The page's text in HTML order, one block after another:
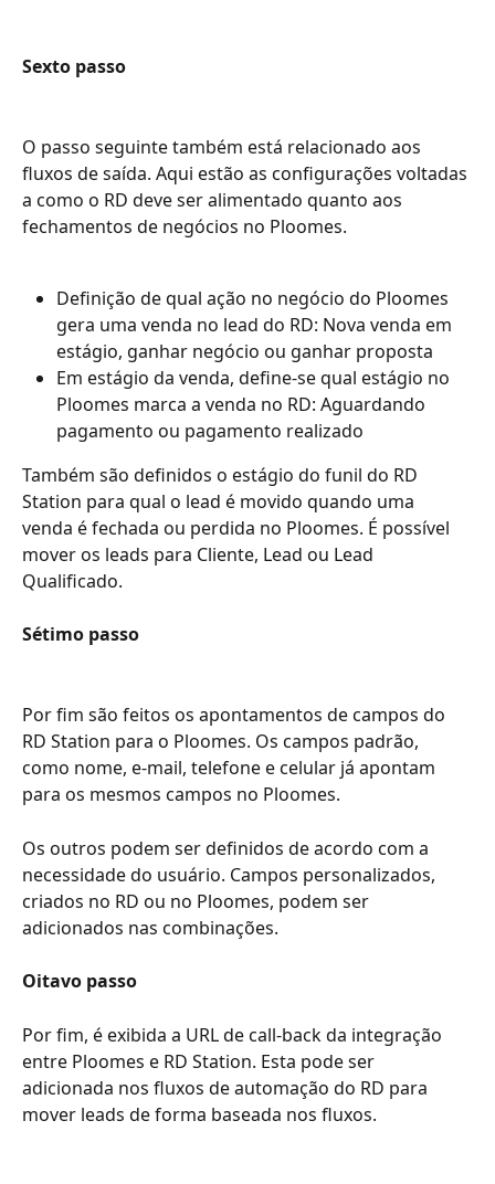
Sexto passo
O passo seguinte também está relacionado aos
fluxos de saída. Aqui estão as configurações voltadas
a como o RD deve ser alimentado quanto aos
fechamentos de negócios no Ploomes.
Definição de qual ação no negócio do Ploomes
gera uma venda no lead do RD: Nova venda em
estágio, ganhar negócio ou ganhar proposta
Em estágio da venda, define-se qual estágio no
Ploomes marca a venda no RD: Aguardando
pagamento ou pagamento realizado
Também são definidos o estágio do funil do RD
Station para qual o lead é movido quando uma
venda é fechada ou perdida no Ploomes. É possível
mover os leads para Cliente, Lead ou Lead
Qualificado.
Sétimo passo
Por fim são feitos os apontamentos de campos do
RD Station para o Ploomes. Os campos padrão,
como nome, e-mail, telefone e celular já apontam
para os mesmos campos no Ploomes.
Os outros podem ser definidos de acordo com a
necessidade do usuário. Campos personalizados,
criados no RD ou no Ploomes, podem ser
adicionados nas combinações.
Oitavo passo
Por fim, é exibida a URL de call-back da integração
entre Ploomes e RD Station. Esta pode ser
adicionada nos fluxos de automação do RD para
mover leads de forma baseada nos fluxos.